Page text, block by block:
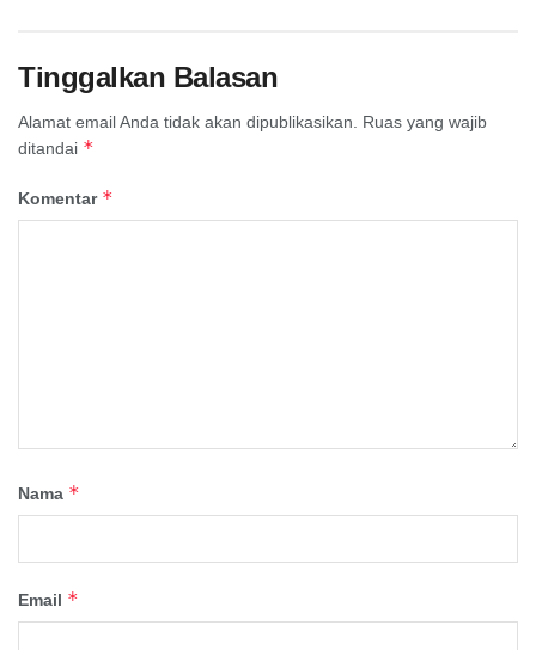
Tinggalkan Balasan
Alamat email Anda tidak akan dipublikasikan. Ruas yang wajib
ditandai *
Komentar *
Nama *
Email *